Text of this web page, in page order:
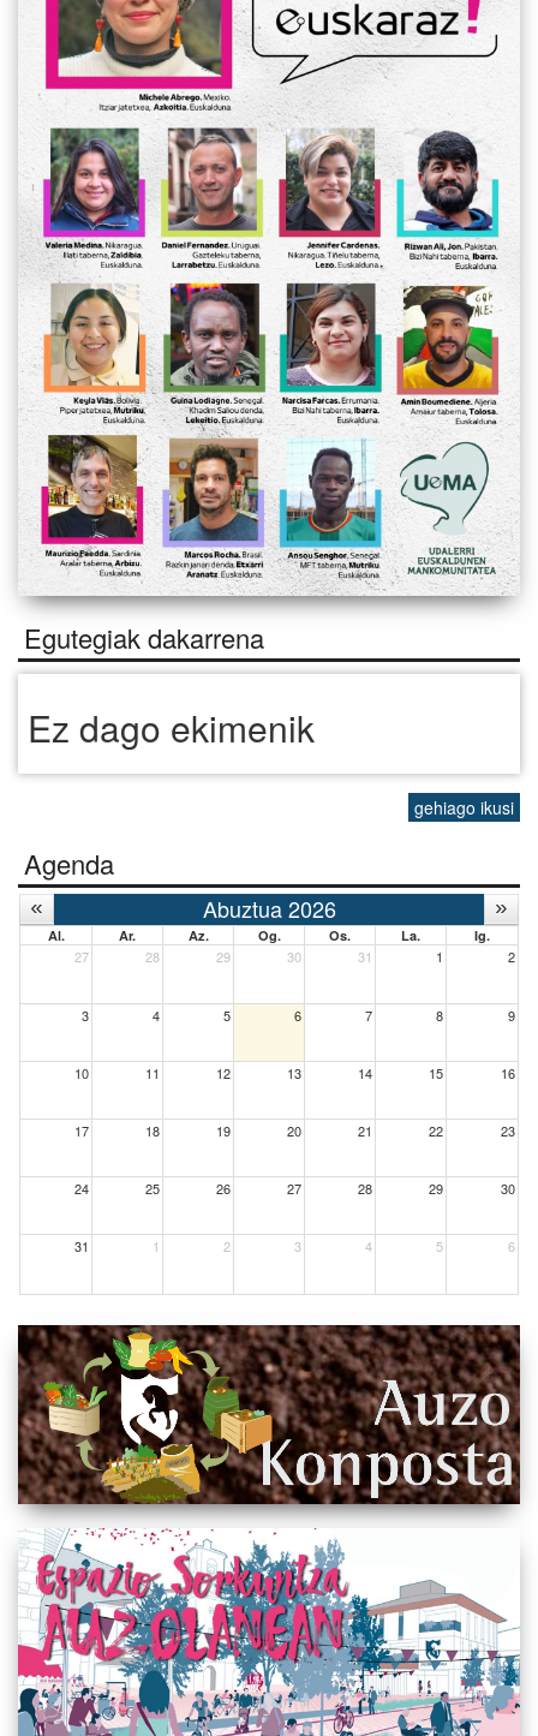
Egutegiak dakarrena
Ez dago ekimenik
gehiago ikusi
Agenda
Abuztua 2026
Al. Ar. Az. Og. Os. La. Ig.
27 28 29 30 31 1 2
3 4 5 6 7 8 9
10 11 12 13 14 15 16
17 18 19 20 21 22 23
24 25 26 27 28 29 30
31 1 2 3 4 5 6